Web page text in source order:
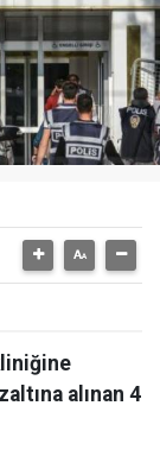
alınan 4